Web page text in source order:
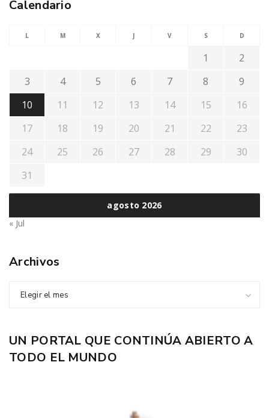
Calendario
agosto 2026
L M X J V S D
1
2
3
4 5 6 7 8
9
10
11 12 13 14 15
16
17
18 19 20 21 22
23
24
25 26 27 28 29
30
31
« Jul
Archivos
Elegir el mes
UN PORTAL QUE CONTINÚA ABIERTO A
TODO EL MUNDO